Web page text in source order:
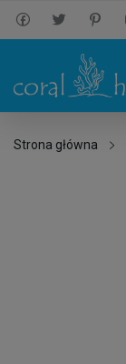
Strona główna